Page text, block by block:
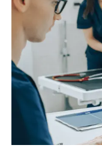
Ergebnisse
anzeigen
Tierarztbedarf
Ergebnisse
anzeigen
vitofyllin